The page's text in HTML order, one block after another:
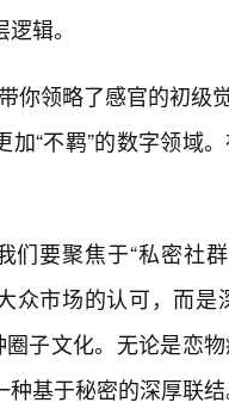
辑。
你领略了感官的初级
加“不羁”的数字领域
们要聚焦于“私密社
众市场的认可，而是
圈子文化。无论是恋
基于秘密的深厚联结